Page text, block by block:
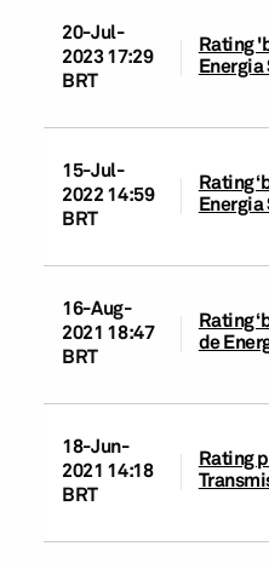
20-Jul-
2023 17:29
BRT
Rating
15-Jul-
2022 14:59
BRT
Rating
16-Aug-
2021 18:47
BRT
Rating
de
18-Jun-
2021 14:18
BRT
Rating